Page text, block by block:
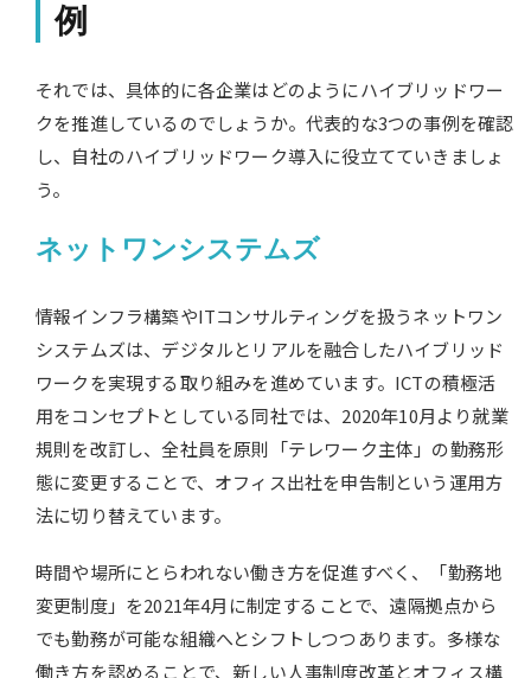
例
それでは、具体的に各企業はどのようにハイブリッドワー
クを推進しているのでしょうか。代表的な3つの事例を確認
し、自社のハイブリッドワーク導入に役立てていきましょ
う。
ネットワンシステムズ
情報インフラ構築やITコンサルティングを扱うネットワン
システムズは、デジタルとリアルを融合したハイブリッド
ワークを実現する取り組みを進めています。ICTの積極活
用をコンセプトとしている同社では、2020年10月より就業
規則を改訂し、全社員を原則「テレワーク主体」の勤務形
態に変更することで、オフィス出社を申告制という運用方
法に切り替えています。
時間や場所にとらわれない働き方を促進すべく、「勤務地
変更制度」を2021年4月に制定することで、遠隔拠点から
でも勤務が可能な組織へとシフトしつつあります。多様な
働き方を認めることで、新しい人事制度改革とオフィス構